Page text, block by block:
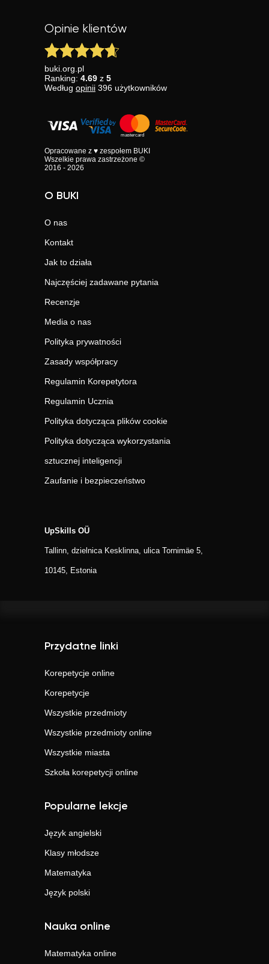
Opinie klientów
buki.org.pl
Ranking: 4.69 z 5
Według opinii 396 użytkowników
Opracowane z ♥ zespołem BUKI
Wszelkie prawa zastrzeżone ©
2016 - 2026
O BUKI
O nas
Kontakt
Jak to działa
Najczęściej zadawane pytania
Recenzje
Media o nas
Polityka prywatności
Zasady współpracy
Regulamin Korepetytora
Regulamin Ucznia
Polityka dotycząca plików cookie
Polityka dotycząca wykorzystania
sztucznej inteligencji
Zaufanie i bezpieczeństwo
UpSkills OÜ
Tallinn, dzielnica Kesklinna, ulica Tornimäe 5,
10145, Estonia
Przydatne linki
Korepetycje online
Korepetycje
Wszystkie przedmioty
Wszystkie przedmioty online
Wszystkie miasta
Szkoła korepetycji online
Popularne lekcje
Język angielski
Klasy młodsze
Matematyka
Język polski
Nauka online
Matematyka online